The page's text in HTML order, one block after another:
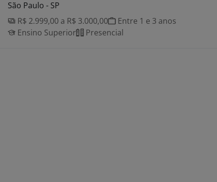
São Paulo - SP
R$ 2.999,00 a R$ 3.000,00
Entre 1 e 3 anos
Ensino Superior
Presencial